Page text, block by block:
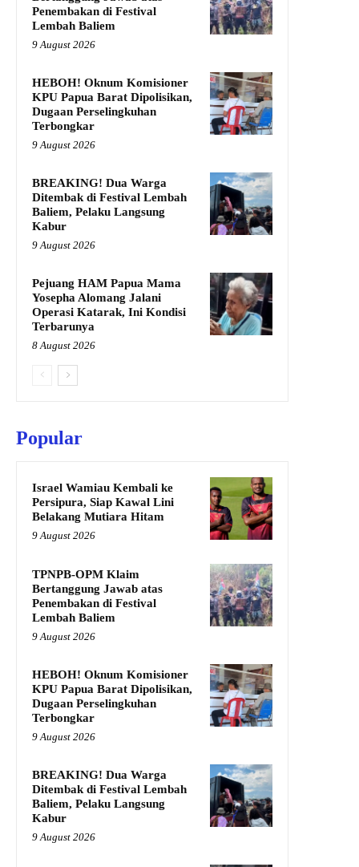
Penembakan di Festival
Lembah Baliem
9 August 2026
HEBOH! Oknum Komisioner
KPU Papua Barat Dipolisikan,
Dugaan Perselingkuhan
Terbongkar
9 August 2026
BREAKING! Dua Warga
Ditembak di Festival Lembah
Baliem, Pelaku Langsung
Kabur
9 August 2026
Pejuang HAM Papua Mama
Yosepha Alomang Jalani
Operasi Katarak, Ini Kondisi
Terbarunya
8 August 2026
Popular
Israel Wamiau Kembali ke
Persipura, Siap Kawal Lini
Belakang Mutiara Hitam
9 August 2026
TPNPB-OPM Klaim
Bertanggung Jawab atas
Penembakan di Festival
Lembah Baliem
9 August 2026
HEBOH! Oknum Komisioner
KPU Papua Barat Dipolisikan,
Dugaan Perselingkuhan
Terbongkar
9 August 2026
BREAKING! Dua Warga
Ditembak di Festival Lembah
Baliem, Pelaku Langsung
Kabur
9 August 2026